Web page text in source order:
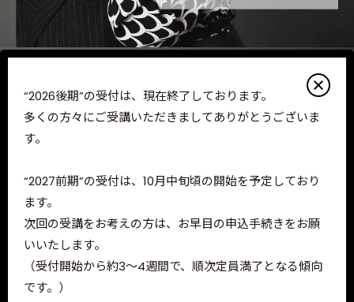
“2026後期”の受付は、現在終了しております。
多くの方々にご受講いただきましてありがとうございま
す。
“2027前期”の受付は、10月中旬頃の開始を予定しており
ます。
次回の受講をお考えの方は、お早目の申込手続きをお願
いいたします。
（受付開始から約3～4週間で、順次定員満了となる傾向
です。）
Salon Style Course
2nd & 4th Tuesday
14:30 - 17:30
講習会詳細
Home
Q&A
Guide
Lecturers
Access
よくあるご質問
お問い合わせ
PEEK-A-BOO FAMILY
PEEK-A-BOOACADEMY
PEEK-A-BOO